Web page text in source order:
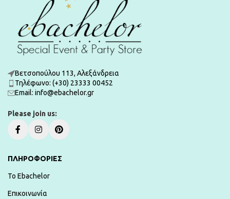
Βετσοπούλου 113, Αλεξάνδρεια
Τηλέφωνο: (+30) 23333 00452
Εmail: info@ebachelor.gr
Please join us:
ΠΛΗΡΟΦΟΡΙΕΣ
To Ebachelor
Επικοινωνία